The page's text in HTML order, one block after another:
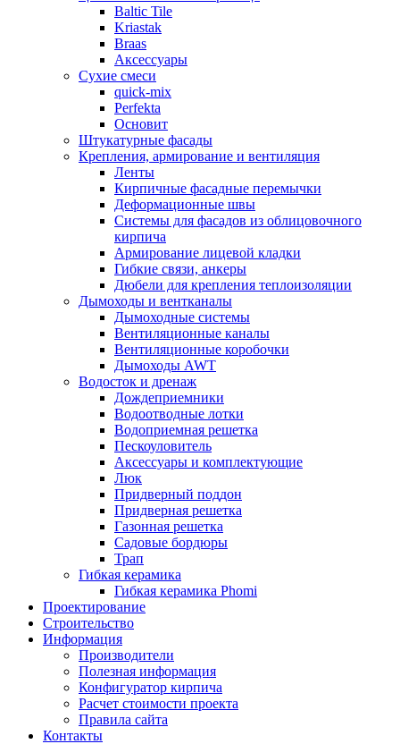
Baltic Tile
Kriastak
Braas
Аксессуары
Сухие смеси
quick-mix
Perfekta
Основит
Штукатурные фасады
Крепления, армирование и вентиляция
Ленты
Кирпичные фасадные перемычки
Деформационные швы
Системы для фасадов из облицовочного
кирпича
Армирование лицевой кладки
Гибкие связи, анкеры
Дюбели для крепления теплоизоляции
Дымоходы и вентканалы
Дымоходные системы
Вентиляционные каналы
Вентиляционные коробочки
Дымоходы AWT
Водосток и дренаж
Дождеприемники
Водоотводные лотки
Водоприемная решетка
Пескоуловитель
Аксессуары и комплектующие
Люк
Придверный поддон
Придверная решетка
Газонная решетка
Садовые бордюры
Трап
Гибкая керамика
Гибкая керамика Phomi
Проектирование
Строительство
Информация
Производители
Полезная информация
Конфигуратор кирпича
Расчет стоимости проекта
Правила сайта
Контакты